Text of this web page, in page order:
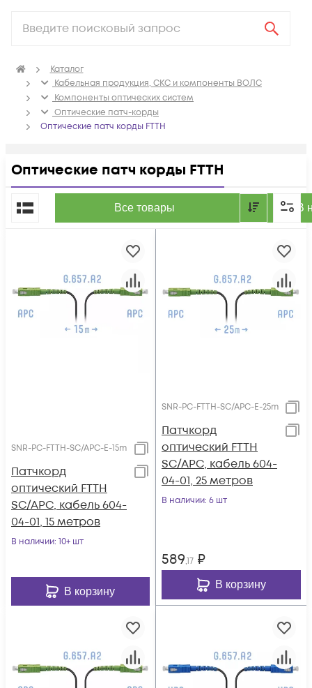
Каталог
Кабельная продукция, СКС и компоненты ВОЛС
Компоненты оптических систем
Оптические патч-корды
Оптические патч корды FTTH
Оптические патч корды FTTH
Все товары В
По популярности
SNR-PC-FTTH-SC/APC-E-15m
Патчкорд
оптический FTTH
SC/APC, кабель 604-
04-01, 15 метров
В наличии: 10+ шт
В корзину
SNR-PC-FTTH-SC/APC-E-25m
Патчкорд
оптический FTTH
SC/APC, кабель 604-
04-01, 25 метров
В наличии: 6 шт
589,17 ₽
В корзину